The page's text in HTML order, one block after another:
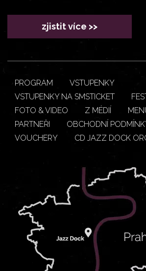
zjistit více >>
PROGRAM
VSTUPENKY
VSTUPENKY NA SMSTICKET
FOTO & VIDEO
Z MÉDIÍ
PARTNEŘI
OBCHODNÍ
VOUCHERY
CD JAZZ DOCK